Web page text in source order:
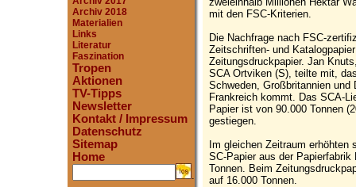
Archiv 2018
Materialien
Links
Literatur
Faszination
Tropen
Aktionen
TV-Tipps
Newsletter
Kontakt / Impressum
Datenschutz
Sitemap
Home
.
mit den FSC-Kriterien.
Die Nachfrage nach FSC-
Zeitschriften- und
Zeitungsdruckpapier. Jan
SCA Ortviken (S), teilte mit,
Schweden, Großbritannien
Frankreich kommt. Das SCA-
Papier ist von 90.000 Tonnen
gestiegen.
Im gleichen Zeitraum erhöhten
SC-Papier aus der
Tonnen. Beim
auf 16.000 Tonnen.